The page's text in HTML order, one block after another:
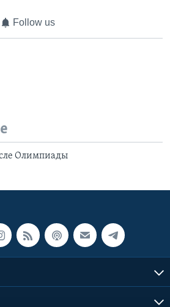
Follow us
Олимпиады